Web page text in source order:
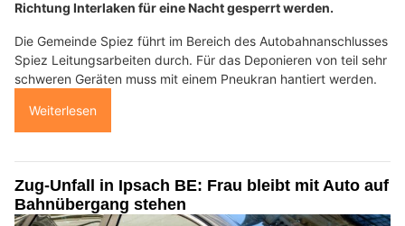
Richtung Interlaken für eine Nacht gesperrt werden.
Die Gemeinde Spiez führt im Bereich des Autobahnanschlusses
Spiez Leitungsarbeiten durch. Für das Deponieren von teil sehr
schweren Geräten muss mit einem Pneukran hantiert werden.
Weiterlesen
Zug-Unfall in Ipsach BE: Frau bleibt mit Auto auf
Bahnübergang stehen